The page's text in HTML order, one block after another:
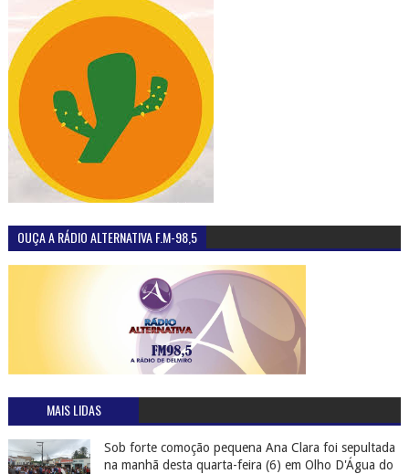
OUÇA A RÁDIO ALTERNATIVA F.M-98,5
MAIS LIDAS
Sob forte comoção pequena Ana Clara foi sepultada
na manhã desta quarta-feira (6) em Olho D'Água do